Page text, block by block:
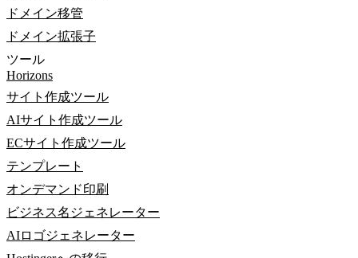
ドメイン移管
ドメイン拡張子
ツール
Horizons
サイト作成ツール
AIサイト作成ツール
ECサイト作成ツール
テンプレート
オンデマンド印刷
ビジネス名ジェネレーター
AIロゴジェネレーター